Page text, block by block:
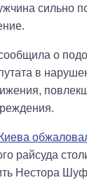
сильно
о
в
райсуда
Нестора